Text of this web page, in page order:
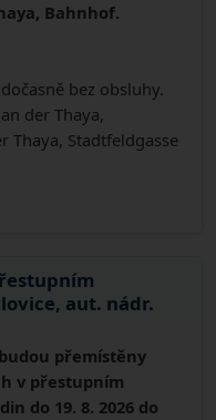
Bahnhof.
bez obsluhy.
der Thaya,
Thaya, Stadtfeldgasse
aut. nádr.
přemístěny
v přestupním
do 19. 8. 2026 do